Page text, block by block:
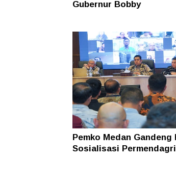
Gubernur Bobby
Pemko Medan
Sosialisasi Permendagri